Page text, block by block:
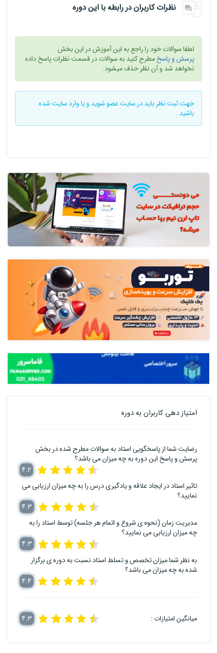
نظرات کاربران در رابطه با این دوره
لطفا سوالات خود را راجع به این آموزش در این بخش
پرسش و پاسخمطرح کنید به سوالات در قسمت نظرات پاسخ داده
نخواهد شد و آن نظر حذف میشود.
جهت ثبت نظر باید در سایتعضو شوید و یاوارد سایتشده
باشید .
امتیاز دهی کاربران به دوره
رضایت شما از پاسخگویی استاد به سوالات مطرح شده در بخش
پرسش و پاسخ این دوره به چه میزان می باشد؟
4.2
تاثیر استاد در ایجاد علاقه و یادگیری درس را به چه میزان ارزیابی می
نمایید؟
4.3
مدیریت زمان (نحوه ی شروع و اتمام هر جلسه) توسط استاد را به
چه میزان ارزیابی می نمایید؟
4.3
به نظر شما میزان تخصص و تسلط استاد نسبت به دوره ی برگزار
شده به چه میزان می باشد؟
4.4
میانگین امتیازات : 4.3